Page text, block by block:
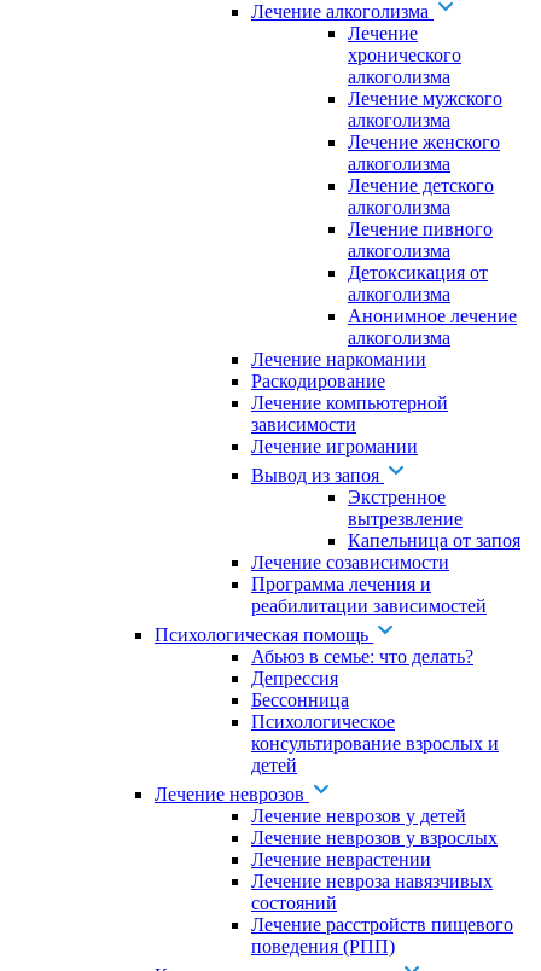
Лечение алкоголизма
Лечение
хронического
алкоголизма
Лечение мужского
алкоголизма
Лечение женского
алкоголизма
Лечение детского
алкоголизма
Лечение пивного
алкоголизма
Детоксикация от
алкоголизма
Анонимное лечение
алкоголизма
Лечение наркомании
Раскодирование
Лечение компьютерной
зависимости
Лечение игромании
Вывод из запоя
Экстренное
вытрезвление
Капельница от запоя
Лечение созависимости
Программа лечения и
реабилитации зависимостей
Психологическая помощь
Абьюз в семье: что делать?
Депрессия
Бессонница
Психологическое
консультирование взрослых и
детей
Лечение неврозов
Лечение неврозов у детей
Лечение неврозов у взрослых
Лечение неврастении
Лечение невроза навязчивых
состояний
Лечение расстройств пищевого
поведения (РПП)